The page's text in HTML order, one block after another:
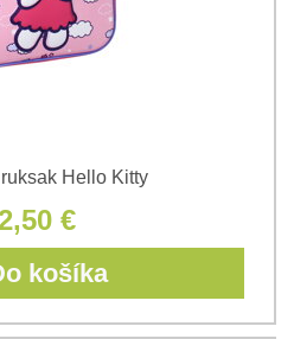
Hello Kitty
€
košíka